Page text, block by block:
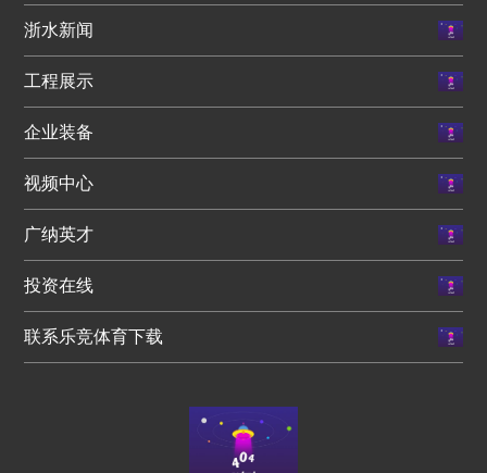
浙水新闻
工程展示
企业装备
视频中心
广纳英才
投资在线
联系乐竞体育下载